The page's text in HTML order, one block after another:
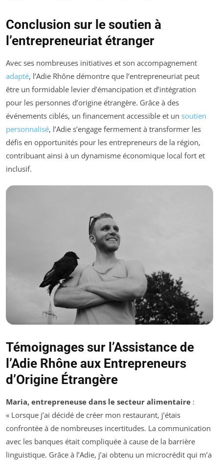
Conclusion sur le soutien à
l’entrepreneuriat étranger
Avec ses nombreuses initiatives et son accompagnement
adapté, l’Adie Rhône démontre que l’entrepreneuriat peut
être un formidable levier d’émancipation et d’intégration
pour les personnes d’origine étrangère. Grâce à des
événements ciblés, un financement accessible et un soutien
personnalisé, l’Adie s’engage fermement à transformer les
défis en opportunités pour les entrepreneurs de la région,
contribuant ainsi à un dynamisme économique local fort et
inclusif.
Témoignages sur l’Assistance de
l’Adie Rhône aux Entrepreneurs
d’Origine Étrangère
Maria, entrepreneuse dans le secteur alimentaire :
« Lorsque j’ai décidé de créer mon restaurant, j’étais
confrontée à de nombreuses incertitudes. La communication
avec les banques était compliquée à cause de la barrière
linguistique. Grâce à l’Adie, j’ai obtenu un microcrédit qui m’a